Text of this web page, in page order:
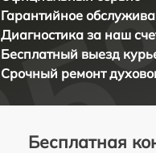
Гарантийное
Диагностика за наш
Бесплатный выезд
Срочный ремонт
Бесплатная